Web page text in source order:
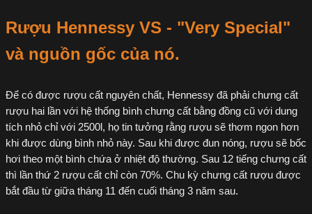
Rượu Hennessy VS - "Very Special"
và nguồn gốc của nó.
Để có được rượu cất nguyên chất, Hennessy đã phải chưng cất
rượu hai lần với hệ thống bình chưng cất bằng đồng cũ với dung
tích nhỏ chỉ với 2500l, họ tin tưởng rằng rượu sẽ thơm ngon hơn
khi được dùng bình nhỏ này. Sau khi được đun nóng, rượu sẽ bốc
hơi theo một bình chứa ở nhiệt độ thường. Sau 12 tiếng chưng cất
thì lần thứ 2 rượu cất chỉ còn 70%. Chu kỳ chưng cất rượu được
bắt đầu từ giữa tháng 11 đến cuối tháng 3 năm sau.